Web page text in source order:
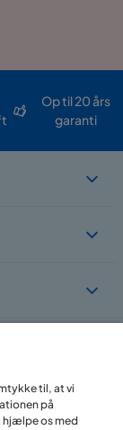
Op til 20 års
garanti
til, at vi
på
hjælpe os med